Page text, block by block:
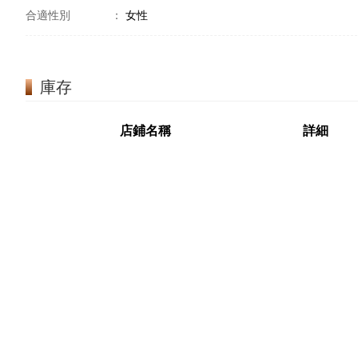
合適性別 ： 女性
庫存
店鋪名稱 詳細